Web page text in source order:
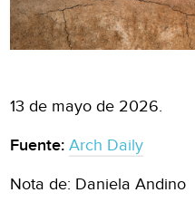
13 de mayo de 2026.
Fuente: Arch Daily
Nota de: Daniela Andino